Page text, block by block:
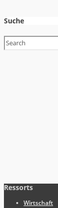
Suche
Ressorts
Wirtschaft